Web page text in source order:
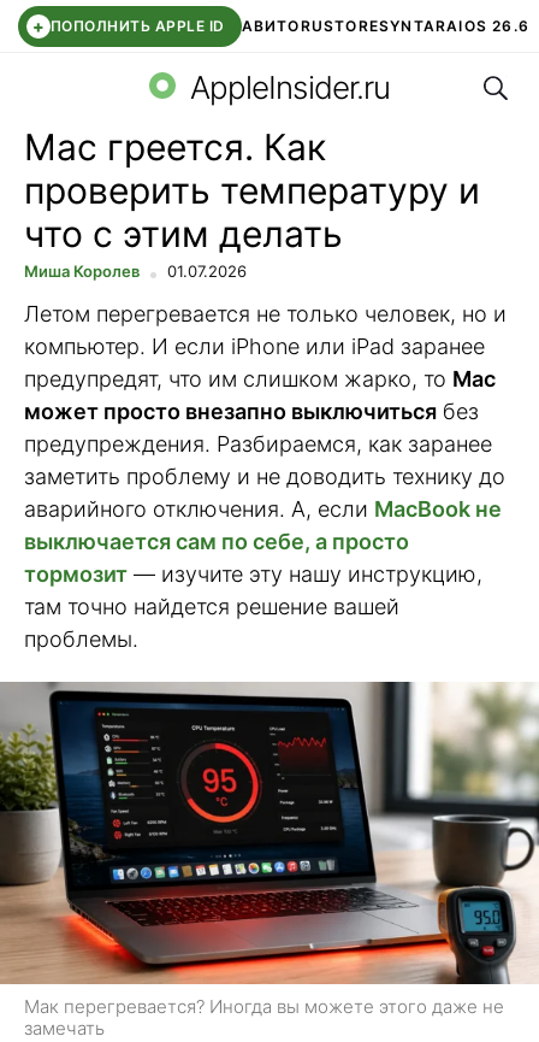
+ ПОПОЛНИТЬ APPLE ID АВИТОRUSTORESYNTARAIOS 26.6
СБЕР КИДС ЧАТ ROBLOXВТБ ОНЛАЙН
AppleInsider.ru
Mac греется. Как
проверить температуру и
что с этим делать
Миша Королев 01.07.2026
Летом перегревается не только человек, но и
компьютер. И если iPhone или iPad заранее
предупредят, что им слишком жарко, то Mac
может просто внезапно выключиться без
предупреждения. Разбираемся, как заранее
заметить проблему и не доводить технику до
аварийного отключения. А, если MacBook не
выключается сам по себе, а просто
тормозит — изучите эту нашу инструкцию,
там точно найдется решение вашей
проблемы.
Мак перегревается? Иногда вы можете этого даже не
замечать